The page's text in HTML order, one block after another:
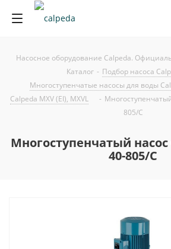
Насосное оборудование Calpeda.
Каталог - Подбор насоса
Многоступенчатые насосы для воды
Calpeda MXV (EI), MXVL
-
805/C
Многоступенчатый насос
40-805/C